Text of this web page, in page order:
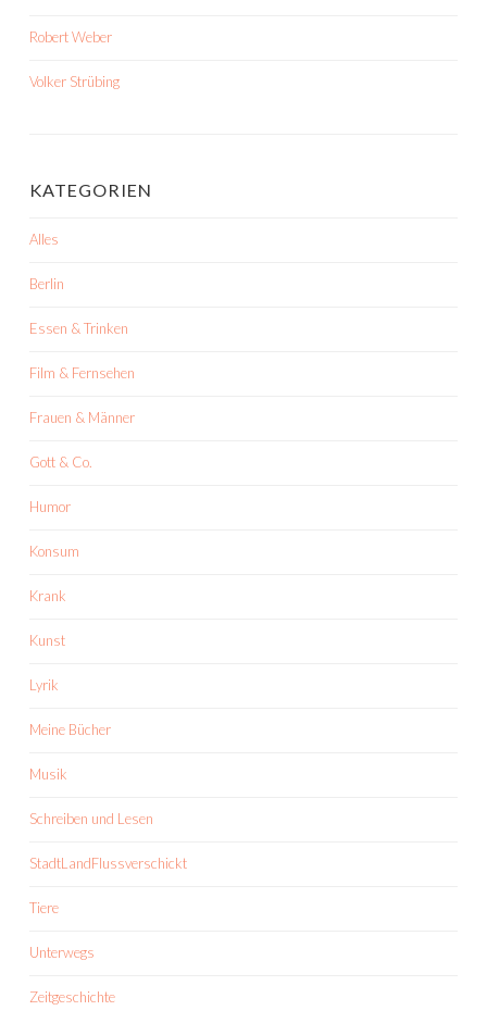
Robert Weber
Volker Strübing
KATEGORIEN
Alles
Berlin
Essen & Trinken
Film & Fernsehen
Frauen & Männer
Gott & Co.
Humor
Konsum
Krank
Kunst
Lyrik
Meine Bücher
Musik
Schreiben und Lesen
StadtLandFlussverschickt
Tiere
Unterwegs
Zeitgeschichte